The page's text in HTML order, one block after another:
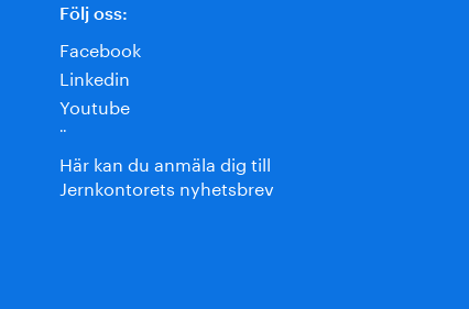
Följ oss:
Facebook
Linkedin
Youtube
¨
Här kan du anmäla dig till
Jernkontorets nyhetsbrev